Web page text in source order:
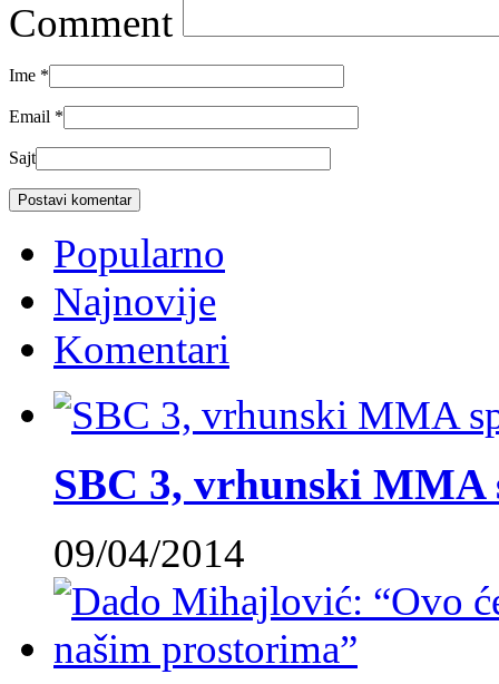
Comment
Ime *
Email *
Sajt
Popularno
Najnovije
Komentari
SBC 3, vrhunski MMA
09/04/2014